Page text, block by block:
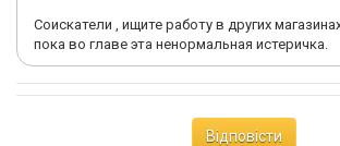
Соискатели , ищите работу в других
пока во главе эта ненормальная истеричка.
Відповісти